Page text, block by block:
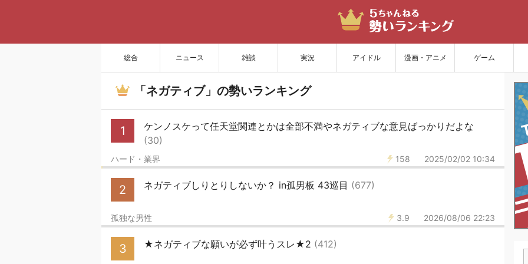
総合 ニュース 雑談 実況 アイドル 漫画・アニメ ゲーム
「ネガティブ」の勢いランキング
1
ケンノスケって任天堂関連とかは全部不満やネガティブな意見ばっかりだよな
(30)
158 2025/02/02 10:34
ハード・業界
2 ネガティブしりとりしないか？ in孤男板 43巡目 (677)
3.9 2026/08/06 22:23
孤独な男性
3 ★ネガティブな願いが必ず叶うスレ★2 (412)